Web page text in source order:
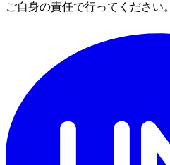
ご自身の責任で行ってください。